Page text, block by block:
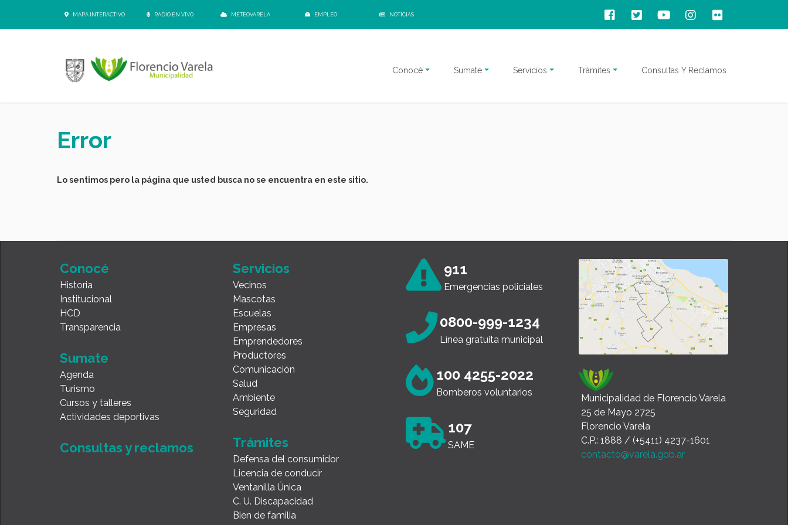
MAPA INTERACTIVO RADIO EN VIVO METEOVARELA EMPLEO NOTICIAS
Conocé Sumate Servicios Trámites Consultas Y Reclamos
Error
Lo sentimos pero la página que usted busca no se encuentra en este sitio.
Conocé
Historia
Institucional
HCD
Transparencia
Sumate
Agenda
Turismo
Cursos y talleres
Actividades deportivas
Consultas y reclamos
Servicios
Vecinos
Mascotas
Escuelas
Empresas
Emprendedores
Productores
Comunicación
Salud
Ambiente
Seguridad
Trámites
Defensa del consumidor
Licencia de conducir
Ventanilla Única
C. U. Discapacidad
Bien de familia
911
Emergencias policiales
0800-999-1234
Línea gratuita municipal
100 4255-2022
Bomberos voluntarios
107
SAME
Municipalidad de Florencio Varela
25 de Mayo 2725
Florencio Varela
C.P.: 1888 / (+5411) 4237-1601
contacto@varela.gob.ar